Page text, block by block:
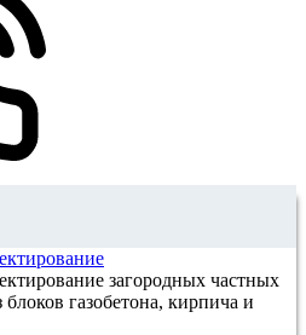
загородных частных
газобетона, кирпича и